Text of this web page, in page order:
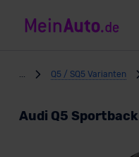
Q5 / SQ5 Varianten
Audi Q5 Sportback